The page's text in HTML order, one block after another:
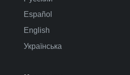
Español
English
Українська